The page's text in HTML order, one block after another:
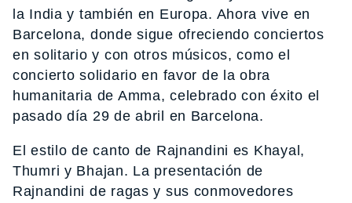
la India y también en Europa. Ahora vive en
Barcelona, ​​donde sigue ofreciendo conciertos
en solitario y con otros músicos, como el
concierto solidario en favor de la obra
humanitaria de Amma, celebrado con éxito el
pasado día 29 de abril en Barcelona.
El estilo de canto de Rajnandini es Khayal,
Thumri y Bhajan. La presentación de
Rajnandini de ragas y sus conmovedores